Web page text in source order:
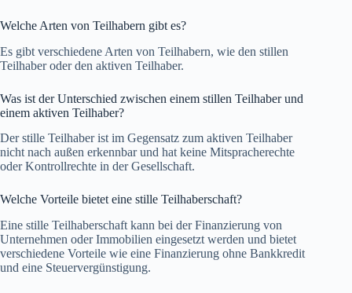
Welche Arten von Teilhabern gibt es?
Es gibt verschiedene Arten von Teilhabern, wie den stillen
Teilhaber oder den aktiven Teilhaber.
Was ist der Unterschied zwischen einem stillen Teilhaber und
einem aktiven Teilhaber?
Der stille Teilhaber ist im Gegensatz zum aktiven Teilhaber
nicht nach außen erkennbar und hat keine Mitspracherechte
oder Kontrollrechte in der Gesellschaft.
Welche Vorteile bietet eine stille Teilhaberschaft?
Eine stille Teilhaberschaft kann bei der Finanzierung von
Unternehmen oder Immobilien eingesetzt werden und bietet
verschiedene Vorteile wie eine Finanzierung ohne Bankkredit
und eine Steuervergünstigung.